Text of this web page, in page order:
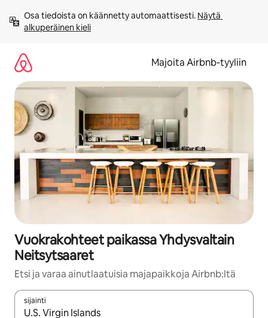
sisältö
väliin
Osa tiedoista on käännetty automaattisesti. Näytä
alkuperäinen kieli
Majoita Airbnb-tyyliin
Vuokrakohteet paikassa Yhdysvaltain
Neitsytsaaret
Etsi ja varaa ainutlaatuisia majapaikkoja Airbnb:ltä
sijainti
Kun tulokset ovat saatavilla, navigoi ylös- ja alas-